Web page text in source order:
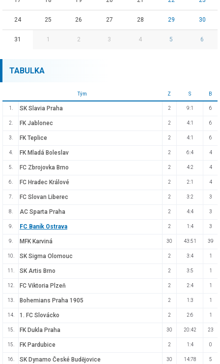
24 25 26 27 28 29 30
31 1 2 3 4 5 6
TABULKA
Tým Z S B
1. SK Slavia Praha 2 9:1 6
2. FK Jablonec 2 4:1 6
3. FK Teplice 2 4:1 6
4. FK Mladá Boleslav 2 6:4 4
5. FC Zbrojovka Brno 2 4:2 4
6. FC Hradec Králové 2 2:1 4
7. FC Slovan Liberec 2 3:2 3
8. AC Sparta Praha 2 4:4 3
9. FC Baník Ostrava 2 1:4 3
9. MFK Karviná 30 43:51 39
10. SK Sigma Olomouc 2 3:4 1
11. SK Artis Brno 2 3:5 1
12. FC Viktoria Plzeň 2 2:4 1
13. Bohemians Praha 1905 2 1:3 1
14. 1. FC Slovácko 2 2:6 1
15. FK Dukla Praha 30 20:42 23
15. FK Pardubice 2 1:4 0
16. SK Dynamo České Budějovice 30 14:78 5